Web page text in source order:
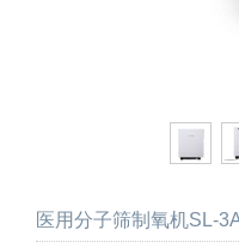
医用分子筛制氧机SL-